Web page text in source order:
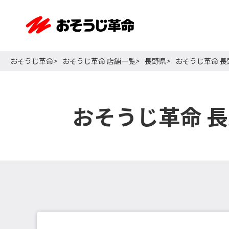
おそうじ革命 おそうじ革命 店舗一覧 長野県 おそうじ革命
おそうじ革命